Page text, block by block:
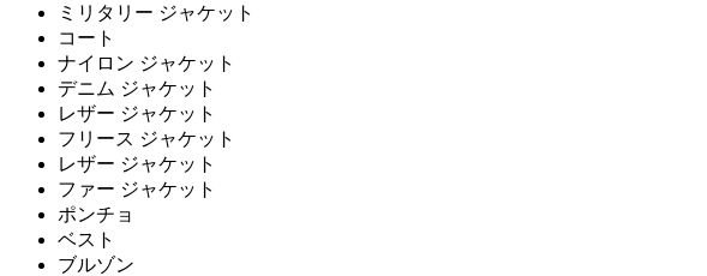
ミリタリー ジャケット
コート
ナイロン ジャケット
デニム ジャケット
レザー ジャケット
フリース ジャケット
レザー ジャケット
ファー ジャケット
ポンチョ
ベスト
ブルゾン